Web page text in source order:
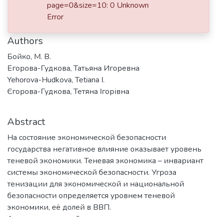
Authors
Бойко, М. В.
Егорова-Гудкова, Татьяна Игоревна
Yehorova-Hudkova, Tetiana I.
Єгорова-Гудкова, Тетяна Ігорівна
Abstract
На состояние экономической безопасности
государства негативное влияние оказывает уровень
теневой экономики. Теневая экономика – инвариант
системы экономической безопасности. Угроза
тенизации для экономической и национальной
безопасности определяется уровнем теневой
экономики, её долей в ВВП.
page=0&size=10: 0 Unknown
Error